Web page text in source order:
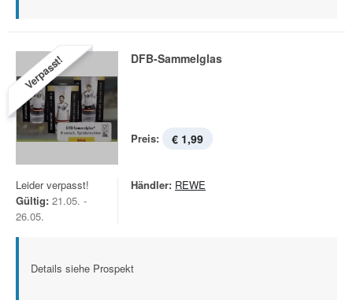
Verpasst! DFB-Sammelglas
Preis: € 1,99
Leider verpasst!
Gültig: 21.05. -
26.05.
Händler: REWE
Details siehe Prospekt